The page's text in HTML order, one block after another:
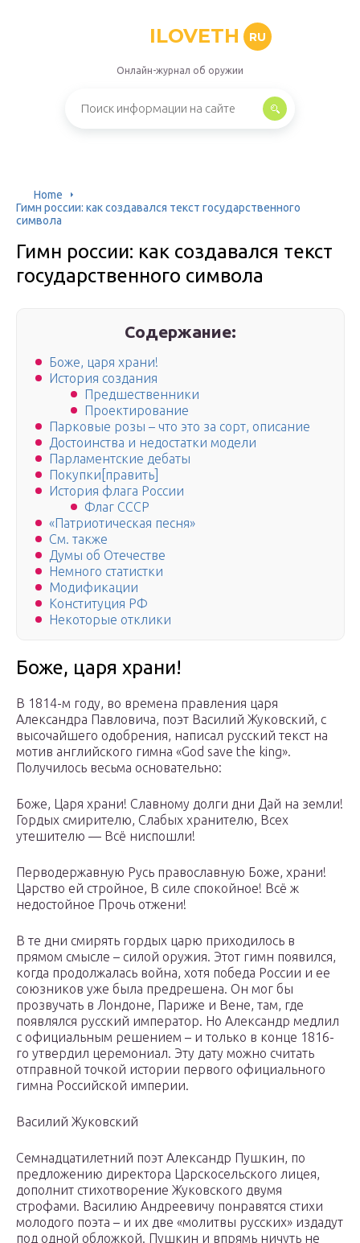
ILOVETH RU
Онлайн-журнал об оружии
Home
Гимн россии: как создавался текст государственного
символа
Гимн россии: как создавался текст
государственного символа
Содержание:
Боже, царя храни!
История создания
Предшественники
Проектирование
Парковые розы – что это за сорт, описание
Достоинства и недостатки модели
Парламентские дебаты
Покупки[править]
История флага России
Флаг СССР
«Патриотическая песня»
См. также
Думы об Отечестве
Немного статистки
Модификации
Конституция РФ
Некоторые отклики
Боже, царя храни!
В 1814-м году, во времена правления царя
Александра Павловича, поэт Василий Жуковский, с
высочайшего одобрения, написал русский текст на
мотив английского гимна «God save the king».
Получилось весьма основательно:
Боже, Царя храни! Славному долги дни Дай на земли!
Гордых смирителю, Слабых хранителю, Всех
утешителю — Всё ниспошли!
Перводержавную Русь православную Боже, храни!
Царство ей стройное, В силе спокойное! Всё ж
недостойное Прочь отжени!
В те дни смирять гордых царю приходилось в
прямом смысле – силой оружия. Этот гимн появился,
когда продолжалась война, хотя победа России и ее
союзников уже была предрешена. Он мог бы
прозвучать в Лондоне, Париже и Вене, там, где
появлялся русский император. Но Александр медлил
с официальным решением – и только в конце 1816-
го утвердил церемониал. Эту дату можно считать
отправной точкой истории первого официального
гимна Российской империи.
Василий Жуковский
Семнадцатилетний поэт Александр Пушкин, по
предложению директора Царскосельского лицея,
дополнит стихотворение Жуковского двумя
строфами. Василию Андреевичу понравятся стихи
молодого поэта – и их две «молитвы русских» издадут
под одной обложкой. Пушкин и впрямь ничуть не